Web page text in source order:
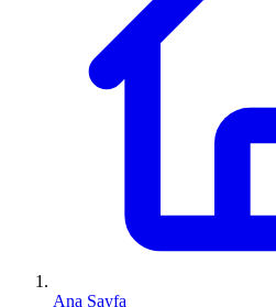
Ana Sayfa